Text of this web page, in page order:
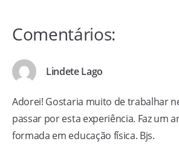
Comentários:
Lindete Lago
Adorei! Gostaria muito de trabalhar
passar por esta experiência. Faz um
formada em educação física. Bjs.